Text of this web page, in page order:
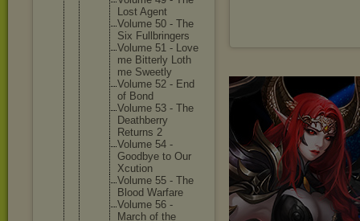
Lost Agent
Volume 50 - The
Six Fullbringers
Volume 51 - Love
me Bitterly Loth
me Sweetly
Volume 52 - End
of Bond
Volume 53 - The
Deathberry
Returns 2
Volume 54 -
Goodbye to Our
Xcution
Volume 55 - The
Blood Warfare
Volume 56 -
March of the